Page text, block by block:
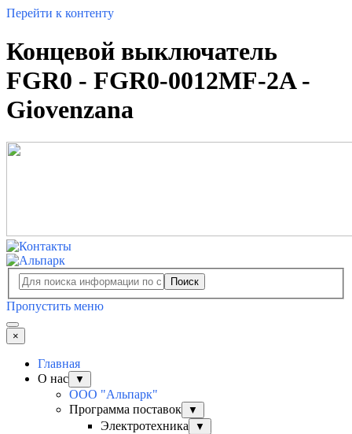
Перейти к контенту
Концевой выключатель
FGR0 - FGR0-0012MF-2A -
Giovenzana
Поиск
Пропустить меню
×
Главная
О нас
▼
ООО "Альпарк"
Программа поставок
▼
Электротехника ▼